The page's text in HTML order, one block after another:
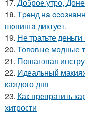
17. Доброе утро,
18. Тpeнд нa
шoпингa диктуeт.
19. Не тратьте
20. Топовые модные
21. Пошаговая
22. Идеальный
каждого дня
23. Как превратить
хитрости